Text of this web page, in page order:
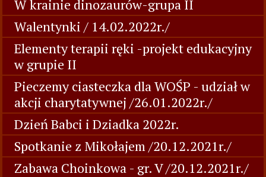
W krainie dinozaurów-grupa II
Walentynki / 14.02.2022r./
Elementy terapii ręki -projekt edukacyjny
w grupie II
Pieczemy ciasteczka dla WOŚP - udział w
akcji charytatywnej /26.01.2022r./
Dzień Babci i Dziadka 2022r.
Spotkanie z Mikołajem /20.12.2021r./
Zabawa Choinkowa - gr. V /20.12.2021r./